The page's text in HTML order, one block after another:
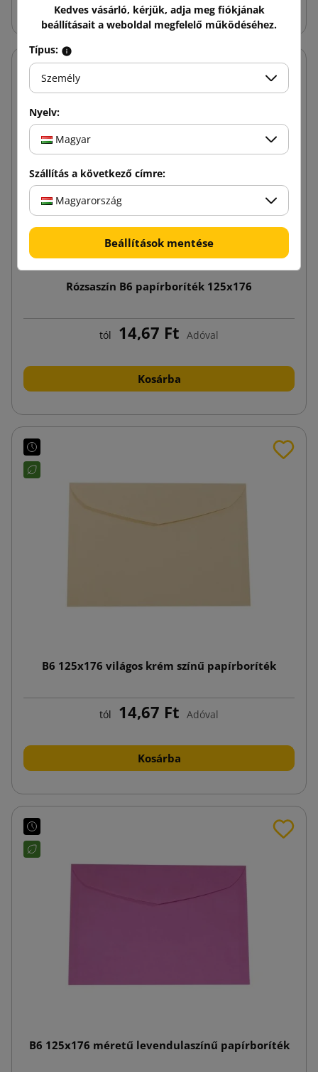
Rózsaszín B6 papírboríték 125x176
tól 14,67 Ft Adóval
Kosárba
B6 125x176 világos krém színű papírboríték
tól 14,67 Ft Adóval
Kosárba
B6 125x176 méretű levendulaszínű papírboríték
Kedves vásárló, kérjük, adja meg fiókjának
beállításait a weboldal megfelelő működéséhez.
Típus:
Személy
Nyelv:
Magyar
Szállítás a következő címre:
Magyarország
Beállítások mentése